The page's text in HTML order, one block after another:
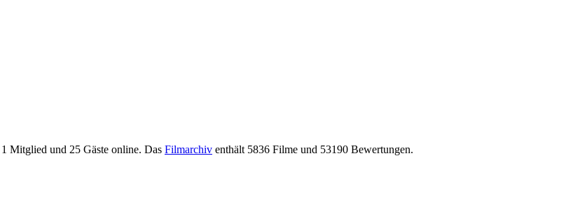
1 Mitglied und 25 Gäste online. Das Filmarchiv enthält 5836 Filme und 53190 Bewertungen.